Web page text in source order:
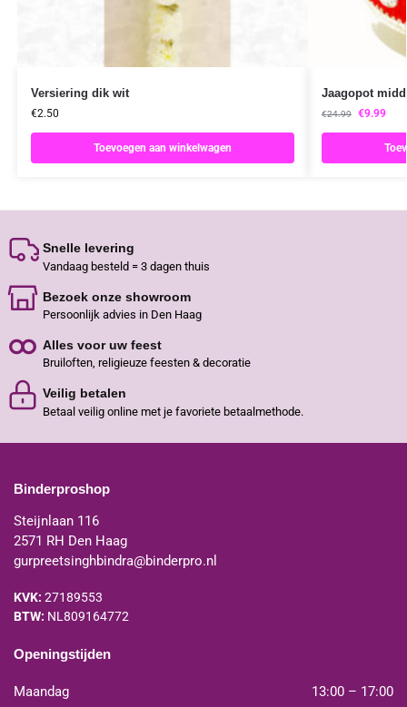
Versiering dik wit
€2.50
Toevoegen aan winkelwagen
Jaagopot
€24.99 €9.99
Snelle levering
Vandaag besteld = 3 dagen thuis
Bezoek onze showroom
Persoonlijk advies in Den Haag
Alles voor uw feest
Bruiloften, religieuze feesten & decoratie
Veilig betalen
Betaal veilig online met je favoriete betaalmethode.
Binderproshop
Steijnlaan 116
2571 RH Den Haag
gurpreetsinghbindra@binderpro.nl
KVK: 27189553
BTW: NL809164772
Openingstijden
Maandag
13:00 – 17:00